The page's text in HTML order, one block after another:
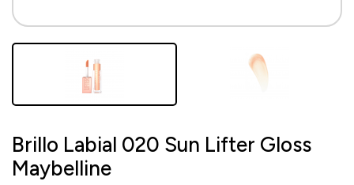
Brillo Labial 020 Sun Lifter Gloss
Maybelline